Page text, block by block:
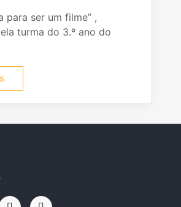
para ser um filme” ,
turma do 3.º ano do